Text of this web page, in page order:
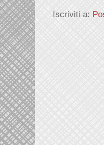
Iscriviti a: